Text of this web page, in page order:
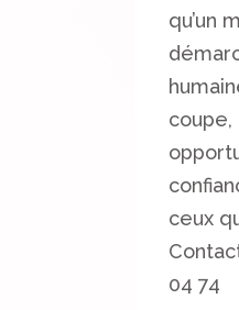
qu’un
coupe,
ceux
04 74